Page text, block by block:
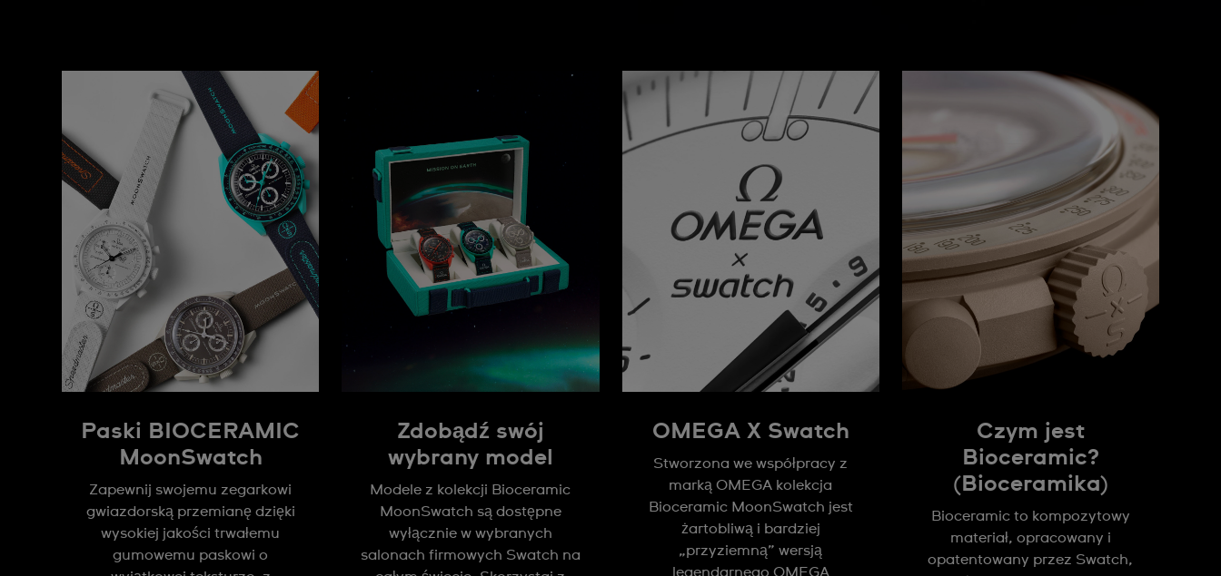
Paski BIOCERAMIC
MoonSwatch
Zapewnij swojemu zegarkowi
gwiazdorską przemianę dzięki
wysokiej jakości trwałemu
gumowemu paskowi o
Zdobądź swój
wybrany model
Modele z kolekcji Bioceramic
MoonSwatch są dostępne
wyłącznie w wybranych
salonach firmowych Swatch na
OMEGA X Swatch
Stworzona we współpracy z
marką OMEGA kolekcja
Bioceramic MoonSwatch jest
żartobliwą i bardziej
„przyziemną” wersją
legendarnego OMEGA
Czym jest
Bioceramic?
(Bioceramika)
Bioceramic to kompozytowy
materiał, opracowany i
opatentowany przez Swatch,